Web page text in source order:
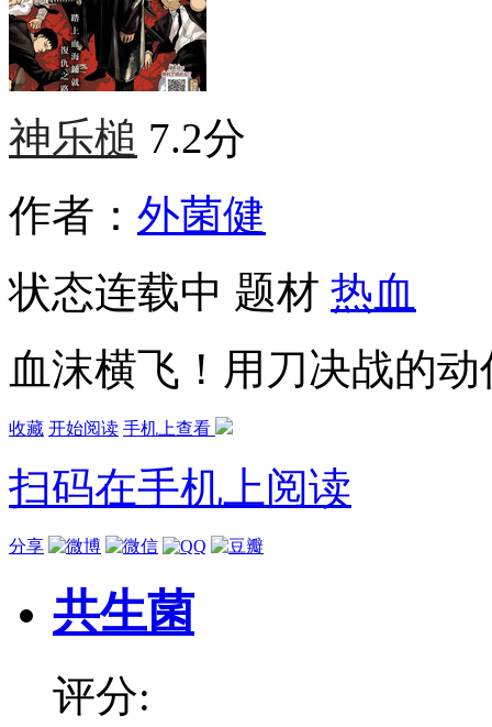
神乐槌 7.2分
作者： 外菌健
状态连载中 题材 热血
血沫横飞！用刀决战的
收藏 开始阅读 手机上查看
扫码在手机上阅读
分享
共生菌
评分: